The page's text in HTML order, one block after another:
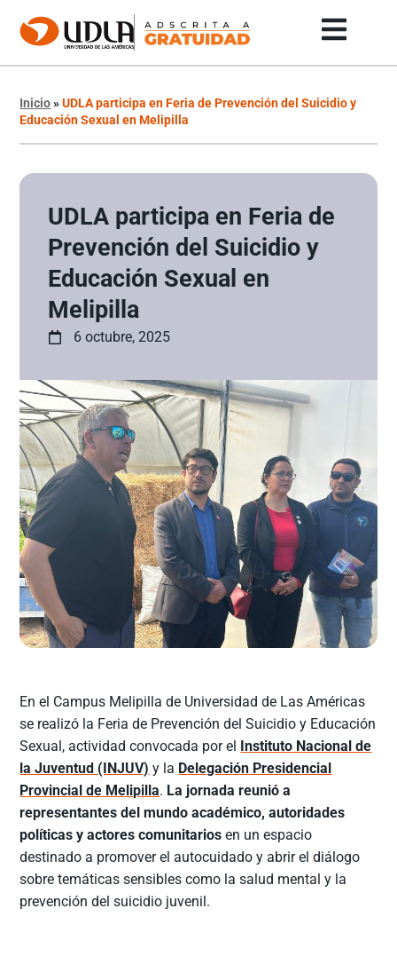
Inicio»UDLA participa en Feria de Prevención del Suicidio y
Educación Sexual en Melipilla
UDLA participa en Feria de
Prevención del Suicidio y
Educación Sexual en
Melipilla
6 octubre, 2025
En el Campus Melipilla de Universidad de Las Américas
se realizó la Feria de Prevención del Suicidio y Educación
Sexual, actividad convocada por el Instituto Nacional de
la Juventud (INJUV) y la Delegación Presidencial
Provincial de Melipilla. La jornada reunió a
representantes del mundo académico, autoridades
políticas y actores comunitarios en un espacio
destinado a promover el autocuidado y abrir el diálogo
sobre temáticas sensibles como la salud mental y la
prevención del suicidio juvenil.